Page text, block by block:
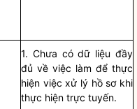
1. Chưa có dữ liệu đầy
đủ về việc làm để thực
hiện việc xử lý hồ sơ khi
thực hiện trực tuyến.